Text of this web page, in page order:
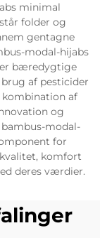
minimal
folder og
gentagne
modal-hijabs
bæredygtige
af pesticider
af
og
modal-
for
komfort
deres værdier.